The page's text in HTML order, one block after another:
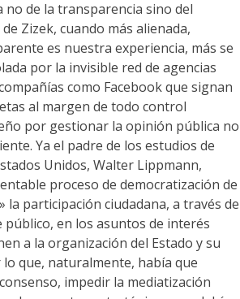
no de la transparencia sino del
Zizek, cuando más alienada,
es nuestra experiencia, más se
por la invisible red de agencias
como Facebook que signan
al margen de todo control
por gestionar la opinión pública no
Ya el padre de los estudios de
Unidos, Walter Lippmann,
proceso de democratización de
la participación ciudadana, a través de
público, en los asuntos de interés
a la organización del Estado y su
que, naturalmente, había que
impedir la mediatización